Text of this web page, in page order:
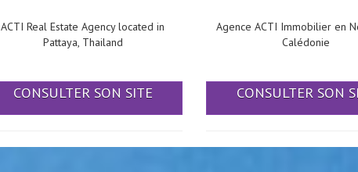
ACTI Real Estate Agency located in
Pattaya, Thailand
CONSULTER SON SITE
Agence ACTI Immobilier en
Calédonie
CONSULTER SON